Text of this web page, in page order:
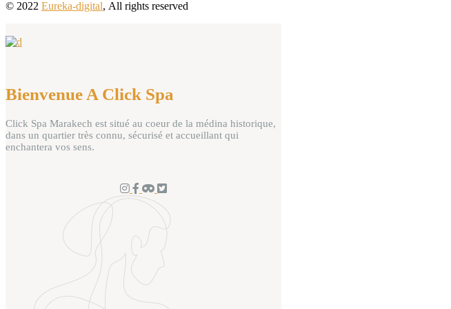
© 2022 Eureka-digital, All rights reserved
Bienvenue A Click Spa
Click Spa Marakech est situé au coeur de la médina historique,
dans un quartier très connu, sécurisé et accueillant qui
enchantera vos sens.